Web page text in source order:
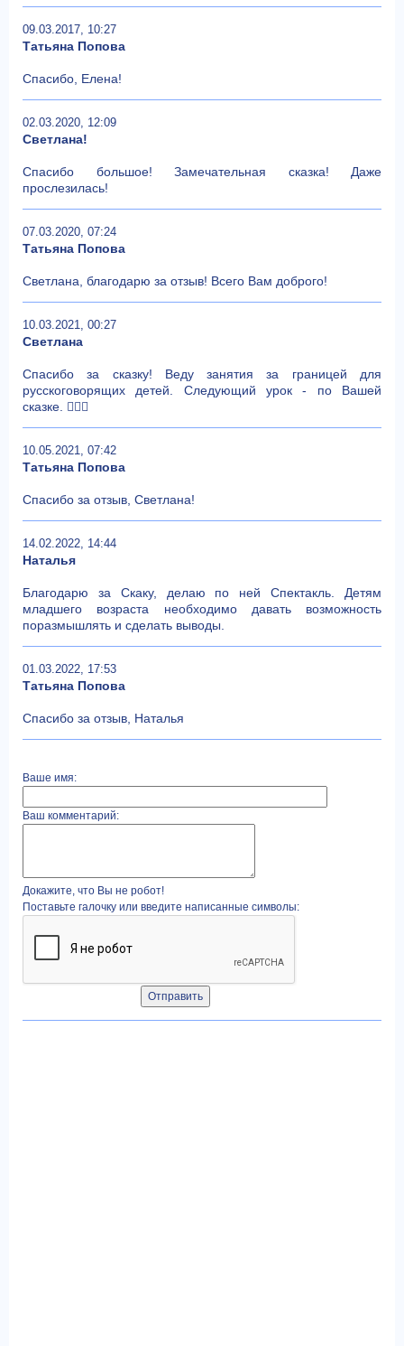
09.03.2017, 10:27
Татьяна Попова
Спасибо, Елена!
02.03.2020, 12:09
Светлана!
Спасибо большое! Замечательная сказка! Даже
прослезилась!
07.03.2020, 07:24
Татьяна Попова
Светлана, благодарю за отзыв! Всего Вам доброго!
10.03.2021, 00:27
Светлана
Спасибо за сказку! Веду занятия за границей для
русскоговорящих детей. Следующий урок - по Вашей
сказке. 👍🏻💐
10.05.2021, 07:42
Татьяна Попова
Спасибо за отзыв, Светлана!
14.02.2022, 14:44
Наталья
Благодарю за Скаку, делаю по ней Спектакль. Детям
младшего возраста необходимо давать возможность
поразмышлять и сделать выводы.
01.03.2022, 17:53
Татьяна Попова
Спасибо за отзыв, Наталья
Ваше имя:
Ваш комментарий:
Докажите, что Вы не робот!
Поставьте галочку или введите написанные символы: